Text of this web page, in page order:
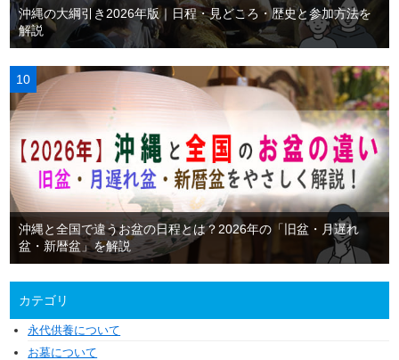
沖縄の大綱引き2026年版｜日程・見どころ・歴史と参加方法を
解説
沖縄と全国で違うお盆の日程とは？2026年の「旧盆・月遅れ
盆・新暦盆」を解説
カテゴリ
永代供養について
お墓について